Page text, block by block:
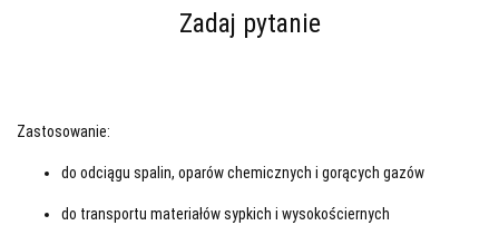
Zadaj pytanie
Zastosowanie:
do odciągu spalin, oparów chemicznych i gorących gazów
do transportu materiałów sypkich i wysokościernych